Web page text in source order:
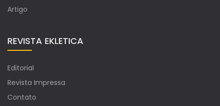
Artigo
REVISTA EKLETICA
Editorial
Revista Impressa
Contato